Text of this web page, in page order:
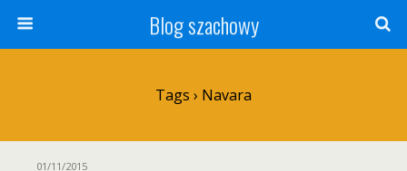
Blog szachowy
Tags › Navara
01/11/2015